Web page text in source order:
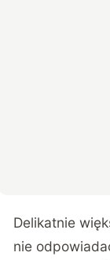
Delikatnie
nie